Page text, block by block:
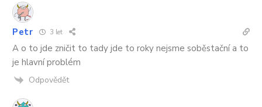
Petr 3 let
A o to jde zničit to tady jde to roky nejsme soběstační a to
je hlavní problém
Odpovědět